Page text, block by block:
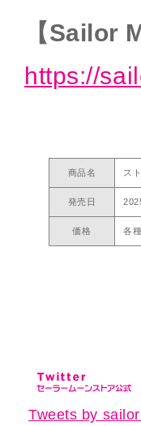
【Sailor
https://
商品名 ス
発売日
価格 各
Tweets by